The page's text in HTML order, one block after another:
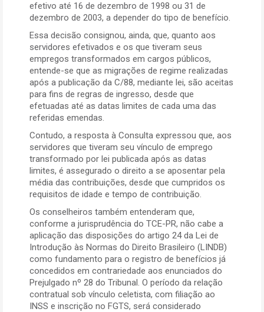
efetivo até 16 de dezembro de 1998 ou 31 de
dezembro de 2003, a depender do tipo de benefício.
Essa decisão consignou, ainda, que, quanto aos
servidores efetivados e os que tiveram seus
empregos transformados em cargos públicos,
entende-se que as migrações de regime realizadas
após a publicação da C/88, mediante lei, são aceitas
para fins de regras de ingresso, desde que
efetuadas até as datas limites de cada uma das
referidas emendas.
Contudo, a resposta à Consulta expressou que, aos
servidores que tiveram seu vínculo de emprego
transformado por lei publicada após as datas
limites, é assegurado o direito a se aposentar pela
média das contribuições, desde que cumpridos os
requisitos de idade e tempo de contribuição.
Os conselheiros também entenderam que,
conforme a jurisprudência do TCE-PR, não cabe a
aplicação das disposições do artigo 24 da Lei de
Introdução às Normas do Direito Brasileiro (LINDB)
como fundamento para o registro de benefícios já
concedidos em contrariedade aos enunciados do
Prejulgado nº 28 do Tribunal. O período da relação
contratual sob vínculo celetista, com filiação ao
INSS e inscrição no FGTS, será considerado